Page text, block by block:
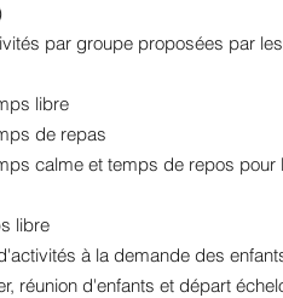
par groupe proposées par les
libre
de repas
calme et temps de repos pour
libre
à la demande des
réunion d'enfants et départ